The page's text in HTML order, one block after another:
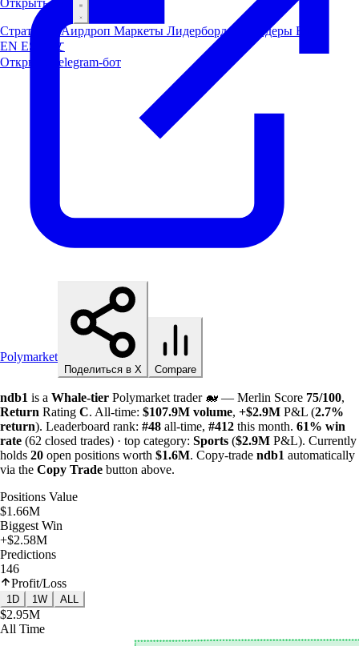
Открыть бот
СтратегииАирдроп Маркеты ЛидербордИнсайдеры Блог
EN ES
中文
Открыть Telegram-бот
Polymarket
Поделиться в X Compare
ndb1 is a Whale-tier Polymarket trader 🐋 — Merlin Score 75/100,
Return Rating C. All-time: $107.9M volume, +$2.9M P&L (2.7%
return). Leaderboard rank: #48 all-time, #412 this month. 61% win
rate (62 closed trades) · top category: Sports ($2.9M P&L). Currently
holds 20 open positions worth $1.6M. Copy-trade ndb1 automatically
via the Copy Trade button above.
Positions Value
$1.66M
Biggest Win
+$2.58M
Predictions
146
Profit/Loss
1D 1W ALL
$2.95M
All Time